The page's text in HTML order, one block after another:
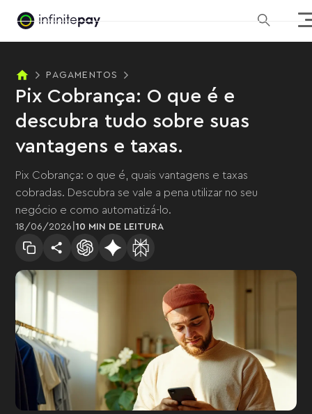
PAGAMENTOS
Pix Cobrança: O que é e
descubra tudo sobre suas
vantagens e taxas.
Pix Cobrança: o que é, quais vantagens e taxas
cobradas. Descubra se vale a pena utilizar no seu
negócio e como automatizá-lo.
18 /06 /2026 10 MIN DE LEITURA